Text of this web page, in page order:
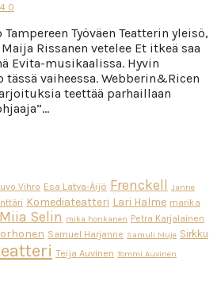
0
Työväen Teatterin yleisö,
Rissanen vetelee Et itkeä saa
Evita-musikaalissa. Hyvin
vaiheessa. Webberin&Ricen
teettää parhaillaan
Vihro Esa Latva-Äijö Frenckell Janne
Komediateatteri Lari Halme marika
Miia Selin mika honkanen Petra Karjalainen
Samuel Harjanne Samuli Muje Sirkku
Teija Auvinen Tommi Auvinen